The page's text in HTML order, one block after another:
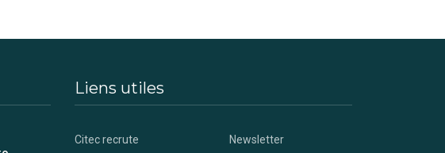
Liens utiles
Citec recrute Newsletter